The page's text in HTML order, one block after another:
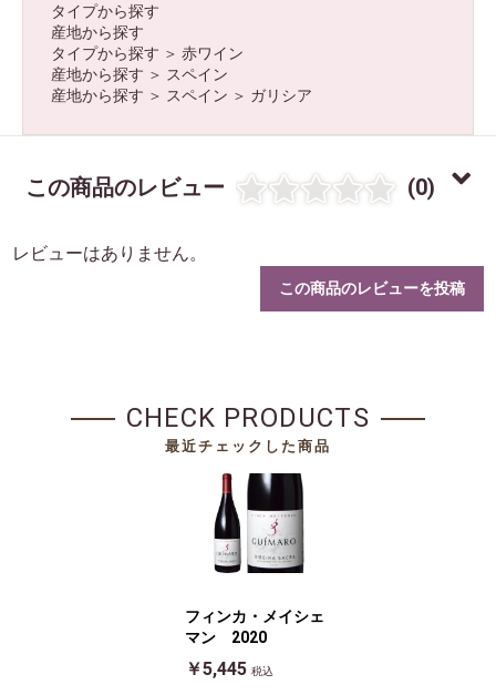
タイプから探す
産地から探す
タイプから探す ＞ 赤ワイン
産地から探す ＞ スペイン
産地から探す ＞ スペイン ＞ ガリシア
この商品のレビュー (0)
レビューはありません。
この商品のレビューを投稿
CHECK PRODUCTS
最近チェックした商品
フィンカ・メイシェ
マン 2020
￥5,445 税込